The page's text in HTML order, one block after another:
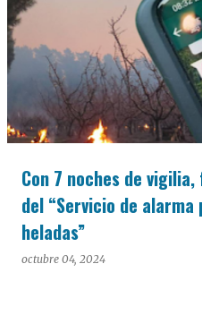
Con 7 noches de
del “Servicio de
heladas”
octubre 04, 2024